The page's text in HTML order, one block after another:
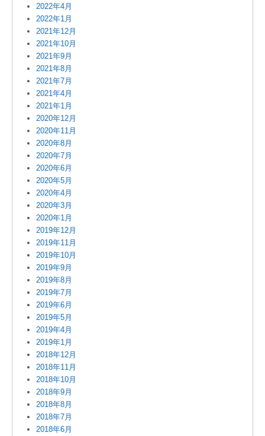
2022年4月
2022年1月
2021年12月
2021年10月
2021年9月
2021年8月
2021年7月
2021年4月
2021年1月
2020年12月
2020年11月
2020年8月
2020年7月
2020年6月
2020年5月
2020年4月
2020年3月
2020年1月
2019年12月
2019年11月
2019年10月
2019年9月
2019年8月
2019年7月
2019年6月
2019年5月
2019年4月
2019年1月
2018年12月
2018年11月
2018年10月
2018年9月
2018年8月
2018年7月
2018年6月